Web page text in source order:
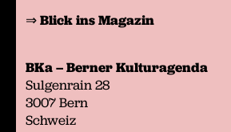
⇒Blick ins Magazin
BKa –Berner Kulturagenda
Sulgenrain 28
3007 Bern
Schweiz